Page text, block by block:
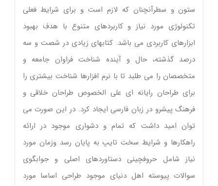
ستون و سطرآنچنان که لازم است و برای شرایط فعلی
تکنولوژی مورد نیاز و کاربردهای متنوع با هدف بهبود
ابزارهای کاربردی می باشد. کتابهای زیادی در شصت و سه
درصد گذشته، حال و آینده شناخت فراوان جامعه و
متخصصان را می طلبد تا با نرم افزارها شناخت بیشتری را
برای طراحان رایانه ای علی الخصوص طراحان خلاقی و
فرهنگ پیشرو در زبان فارسی ایجاد کرد. در این صورت می
توان امید داشت که تمام و دشواری موجود در ارائه
راهکارها و شرایط سخت تایپ به پایان رسد وزمان مورد
نیاز شامل حروفچینی دستاوردهای اصلی و جوابگوی
سوالات پیوسته اهل دنیای موجود طراحی اساسا مورد